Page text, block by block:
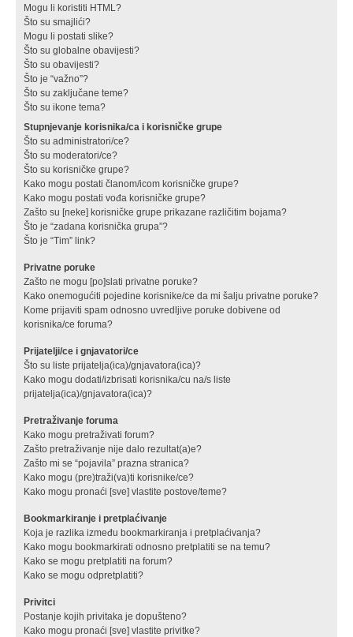
Mogu li koristiti HTML?
Što su smajlići?
Mogu li postati slike?
Što su globalne obavijesti?
Što su obavijesti?
Što je “važno”?
Što su zaključane teme?
Što su ikone tema?
Stupnjevanje korisnika/ca i korisničke grupe
Što su administratori/ce?
Što su moderatori/ce?
Što su korisničke grupe?
Kako mogu postati članom/icom korisničke grupe?
Kako mogu postati vođa korisničke grupe?
Zašto su [neke] korisničke grupe prikazane različitim bojama?
Što je “zadana korisnička grupa”?
Što je “Tim” link?
Privatne poruke
Zašto ne mogu [po]slati privatne poruke?
Kako onemogućiti pojedine korisnike/ce da mi šalju privatne poruke?
Kome prijaviti spam odnosno uvredljive poruke dobivene od
korisnika/ce foruma?
Prijatelji/ce i gnjavatori/ce
Što su liste prijatelja(ica)/gnjavatora(ica)?
Kako mogu dodati/izbrisati korisnika/cu na/s liste
prijatelja(ica)/gnjavatora(ica)?
Pretraživanje foruma
Kako mogu pretraživati forum?
Zašto pretraživanje nije dalo rezultat(a)e?
Zašto mi se “pojavila” prazna stranica?
Kako mogu (pre)traži(va)ti korisnike/ce?
Kako mogu pronaći [sve] vlastite postove/teme?
Bookmarkiranje i pretplaćivanje
Koja je razlika između bookmarkiranja i pretplaćivanja?
Kako mogu bookmarkirati odnosno pretplatiti se na temu?
Kako se mogu pretplatiti na forum?
Kako se mogu odpretplatiti?
Privitci
Postanje kojih privitaka je dopušteno?
Kako mogu pronaći [sve] vlastite privitke?